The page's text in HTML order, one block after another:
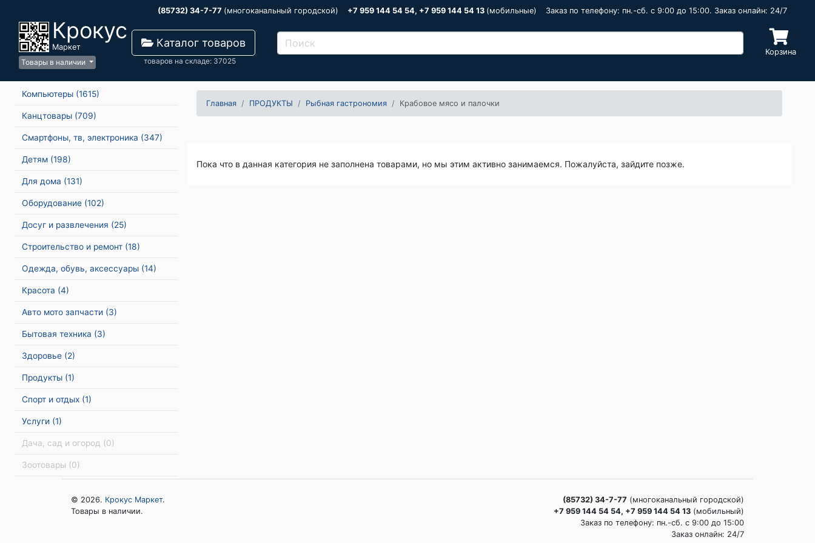
(85732) 34-7-77 (многоканальный городской) +7 959 144 54 54, +7 959 144 54 13 (мобильные) Заказ по телефону: пн.-сб. c 9:00 до 15:00. Заказ онлайн: 24/7
Крокус
Маркет
Товары в наличии
Каталог товаров
товаров на складе: 37025
Корзина
Компьютеры (1615)
Канцтовары (709)
Смартфоны, тв, электроника (347)
Детям (198)
Для дома (131)
Оборудование (102)
Досуг и развлечения (25)
Строительство и ремонт (18)
Одежда, обувь, аксессуары (14)
Красота (4)
Авто мото запчасти (3)
Бытовая техника (3)
Здоровье (2)
Продукты (1)
Спорт и отдых (1)
Услуги (1)
Дача, сад и огород (0)
Зоотовары (0)
Главная ПРОДУКТЫ Рыбная гастрономия Крабовое мясо и палочки
Пока что в данная категория не заполнена товарами, но мы этим активно занимаемся. Пожалуйста, зайдите позже.
© 2026. Крокус Маркет.
Товары в наличии.
(85732) 34-7-77 (многоканальный городской)
+7 959 144 54 54, +7 959 144 54 13 (мобильный)
Заказ по телефону: пн.-сб. c 9:00 до 15:00
Заказ онлайн: 24/7